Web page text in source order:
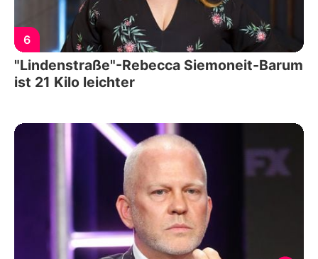
6
"Lindenstraße"-Rebecca Siemoneit-Barum
ist 21 Kilo leichter